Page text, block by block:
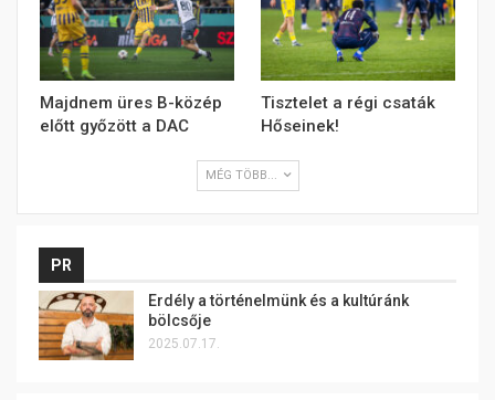
Majdnem üres B-közép
előtt győzött a DAC
Tisztelet a régi csaták
Hőseinek!
MÉG TÖBB...
PR
Erdély a történelmünk és a kultúránk
bölcsője
2025.07.17.